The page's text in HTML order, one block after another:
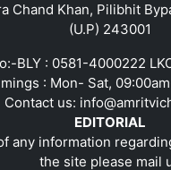
Chand Khan, Pilibhit
(U.P) 243001
BLY : 0581-4000222
: Mon- Sat,
Contact us:
EDITORIAL
any information
the site please mail